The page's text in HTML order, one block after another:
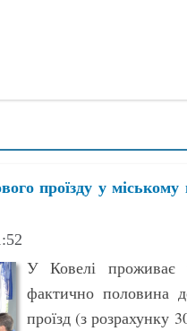
проїзду у
У Ковелі проживає
фактично половина
проїзд (з розрахунку